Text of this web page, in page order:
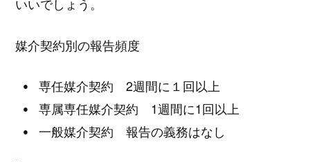
媒介契約別の報告頻度
専任媒介契約 2週間に１回以上
専属専任媒介契約 1週間に1回以上
一般媒介契約 報告の義務はなし